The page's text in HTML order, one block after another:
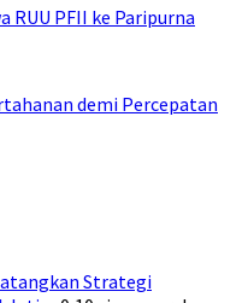
RUU PFII ke Paripurna
demi Percepatan
Strategi